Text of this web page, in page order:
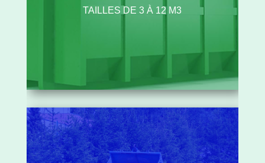
TAILLES DE 3 À 12 M3